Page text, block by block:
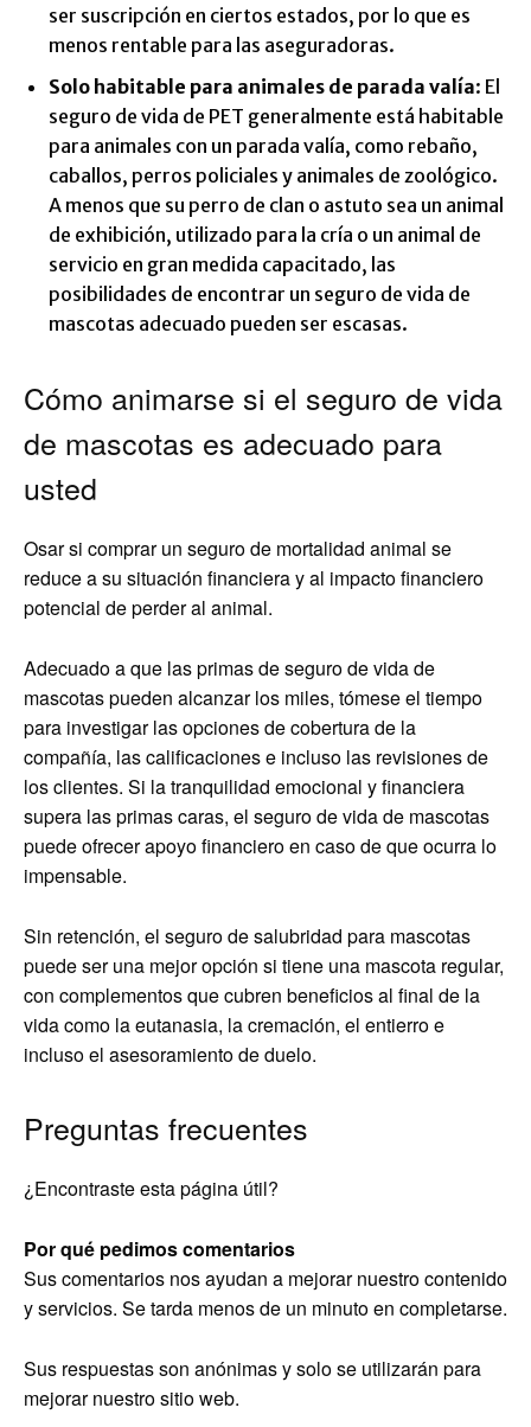
ser suscripción en ciertos estados, por lo que es
menos rentable para las aseguradoras.
Solo habitable para animales de parada valía: El
seguro de vida de PET generalmente está habitable
para animales con un parada valía, como rebaño,
caballos, perros policiales y animales de zoológico.
A menos que su perro de clan o astuto sea un animal
de exhibición, utilizado para la cría o un animal de
servicio en gran medida capacitado, las
posibilidades de encontrar un seguro de vida de
mascotas adecuado pueden ser escasas.
Cómo animarse si el seguro de vida
de mascotas es adecuado para
usted
Osar si comprar un seguro de mortalidad animal se
reduce a su situación financiera y al impacto financiero
potencial de perder al animal.
Adecuado a que las primas de seguro de vida de
mascotas pueden alcanzar los miles, tómese el tiempo
para investigar las opciones de cobertura de la
compañía, las calificaciones e incluso las revisiones de
los clientes. Si la tranquilidad emocional y financiera
supera las primas caras, el seguro de vida de mascotas
puede ofrecer apoyo financiero en caso de que ocurra lo
impensable.
Sin retención, el seguro de salubridad para mascotas
puede ser una mejor opción si tiene una mascota regular,
con complementos que cubren beneficios al final de la
vida como la eutanasia, la cremación, el entierro e
incluso el asesoramiento de duelo.
Preguntas frecuentes
¿Encontraste esta página útil?
Por qué pedimos comentarios
Sus comentarios nos ayudan a mejorar nuestro contenido
y servicios. Se tarda menos de un minuto en completarse.
Sus respuestas son anónimas y solo se utilizarán para
mejorar nuestro sitio web.